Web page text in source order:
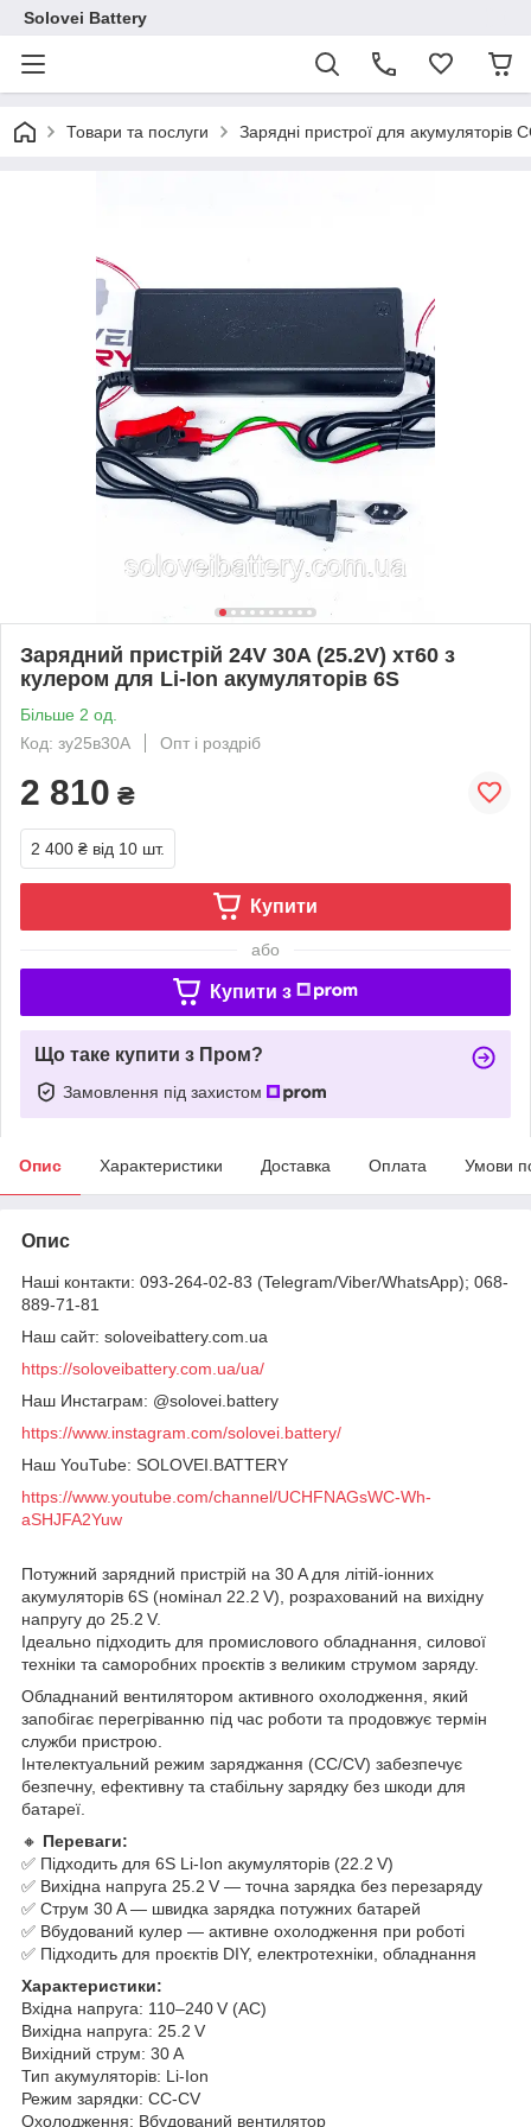
Solovei Battery
Товари та послуги Зарядні пристрої для акумуляторів
Зарядний пристрій 24V 30A (25.2V) хт60 з
кулером для Li-Ion акумуляторів 6S
Більше 2 од.
Код: зу25в30A
Опт і роздріб
2 810 ₴
2 400 ₴ від 10 шт.
Купити
або
Купити з
Що таке купити з Пром?
Замовлення під захистом
Опис Характеристики Доставка Оплата Умови
Опис
Наші контакти: 093-264-02-83 (Telegram/Viber/WhatsApp); 068-
889-71-81
Наш сайт: soloveibattery.com.ua
https://soloveibattery.com.ua/ua/
Наш Инстаграм: @solovei.battery
https://www.instagram.com/solovei.battery/
Наш YouTube: SOLOVEI.BATTERY
https://www.youtube.com/channel/UCHFNAGsWC-Wh-
aSHJFA2Yuw
Потужний зарядний пристрій на 30 A для літій-іонних
акумуляторів 6S (номінал 22.2 V), розрахований на вихідну
напругу до 25.2 V.
Ідеально підходить для промислового обладнання, силової
техніки та саморобних проєктів з великим струмом заряду.
Обладнаний вентилятором активного охолодження, який
запобігає перегріванню під час роботи та продовжує термін
служби пристрою.
Інтелектуальний режим заряджання (CC/CV) забезпечує
безпечну, ефективну та стабільну зарядку без шкоди для
батареї.
🔸 Переваги:
✅ Підходить для 6S Li-Ion акумуляторів (22.2 V)
✅ Вихідна напруга 25.2 V — точна зарядка без перезаряду
✅ Струм 30 A — швидка зарядка потужних батарей
✅ Вбудований кулер — активне охолодження при роботі
✅ Підходить для проєктів DIY, електротехніки, обладнання
Характеристики:
Вхідна напруга: 110–240 V (AC)
Вихідна напруга: 25.2 V
Вихідний струм: 30 A
Тип акумуляторів: Li‑Ion
Режим зарядки: CC‑CV
Охолодження: Вбудований вентилятор